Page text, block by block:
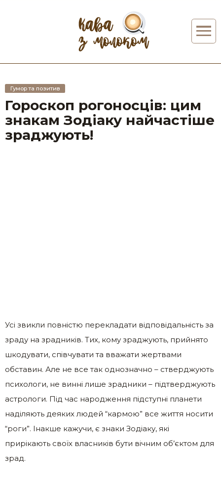
Гумор та позитив
Гороскоп рогоносців: цим
знакам Зодіаку найчастіше
зраджують!
Усі звикли повністю перекладати відповідальність за
зраду на зрадників. Тих, кому зраджують, прийнято
шкодувати, співчувати та вважати жертвами
обставин. Але не все так однозначно – стверджують
психологи, не винні лише зрадники – підтверджують
астрологи. Під час народження підступні планети
наділяють деяких людей “кармою” все життя носити
“роги”. Інакше кажучи, є знаки Зодіаку, які
прирікають своїх власників бути вічним об’єктом для
зрад.